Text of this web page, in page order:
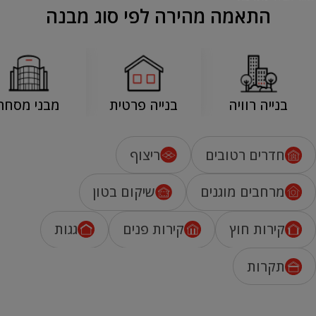
התאמה מהירה לפי סוג מבנה
בנייה רוויה בנייה פרטית מבני
חדרים רטובים ריצוף
מרחבים מוגנים שיקום בטון
קירות חוץ קירות פנים גגות
תקרות